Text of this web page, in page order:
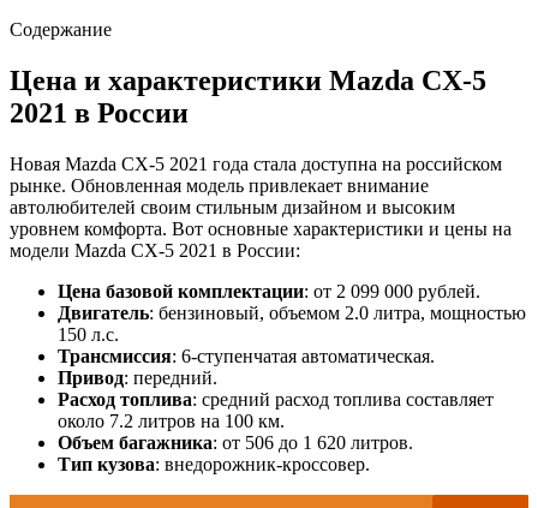
Содержание
Цена и характеристики Mazda CX-5
2021 в России
Новая Mazda CX-5 2021 года стала доступна на российском
рынке. Обновленная модель привлекает внимание
автолюбителей своим стильным дизайном и высоким
уровнем комфорта. Вот основные характеристики и цены на
модели Mazda CX-5 2021 в России:
Цена базовой комплектации: от 2 099 000 рублей.
Двигатель: бензиновый, объемом 2.0 литра, мощностью
150 л.с.
Трансмиссия: 6-ступенчатая автоматическая.
Привод: передний.
Расход топлива: средний расход топлива составляет
около 7.2 литров на 100 км.
Объем багажника: от 506 до 1 620 литров.
Тип кузова: внедорожник-кроссовер.